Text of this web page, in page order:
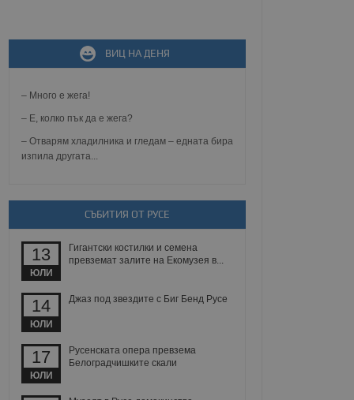
ВИЦ НА ДЕНЯ
– Много е жега!
– Е, колко пък да е жега?
– Отварям хладилника и гледам – едната бира
изпила другата...
СЪБИТИЯ ОТ РУСЕ
13
ЮЛИ
Гигантски костилки и семена
превземат залите на Екомузея в...
14
ЮЛИ
Джаз под звездите с Биг Бенд Русе
17
ЮЛИ
Русенската опера превзема
Белоградчишките скали
зададена от уеб
неразрешеното
Той не съдържа
при затваряне
на съгласието на
за тяхното
данни за съгласието
между хората
на
бисквитките,
и
и
използва
потребител може